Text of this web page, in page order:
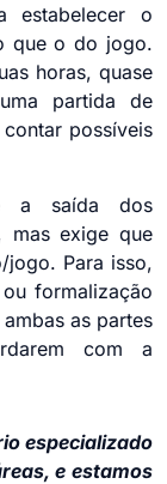
estabelecer o
que o do jogo.
horas, quase
partida de
possíveis
a saída dos
mas exige que
jogo. Para isso,
formalização
as partes
com a
especializado
e estamos